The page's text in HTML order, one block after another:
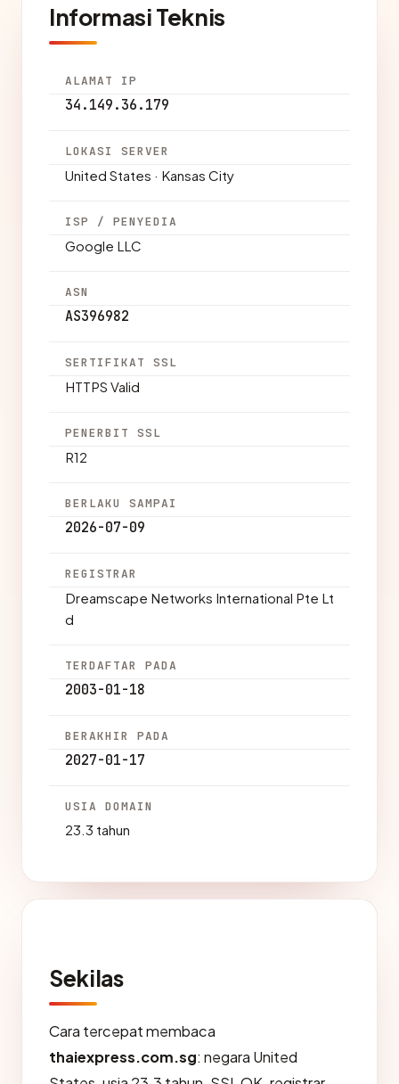
Informasi Teknis
ALAMAT IP
34.149.36.179
LOKASI SERVER
United States · Kansas City
ISP / PENYEDIA
Google LLC
ASN
AS396982
SERTIFIKAT SSL
HTTPS Valid
PENERBIT SSL
R12
BERLAKU SAMPAI
2026-07-09
REGISTRAR
Dreamscape Networks International Pte Lt
d
TERDAFTAR PADA
2003-01-18
BERAKHIR PADA
2027-01-17
USIA DOMAIN
23.3 tahun
Sekilas
Cara tercepat membaca
thaiexpress.com.sg: negara United